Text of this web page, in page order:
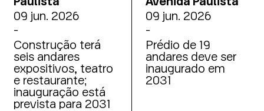
09 jun. 2026
-
Construção terá
seis andares
expositivos, teatro
e restaurante;
inauguração está
prevista para 2031
09 jun. 2026
-
Prédio de 19
andares deve ser
inaugurado em
2031